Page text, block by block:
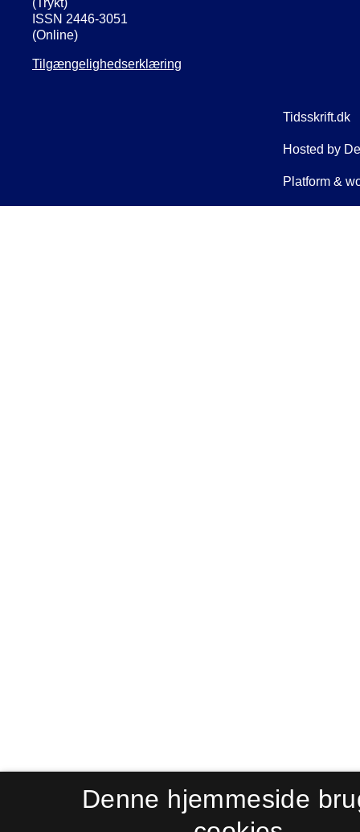
ISSN 2446-3051
(Online)
Tilgængelighedserklæring
Denne hjemmeside